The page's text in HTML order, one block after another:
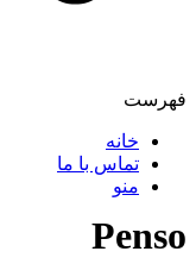
فهرست
خانه
تماس با ما
منو
Penso